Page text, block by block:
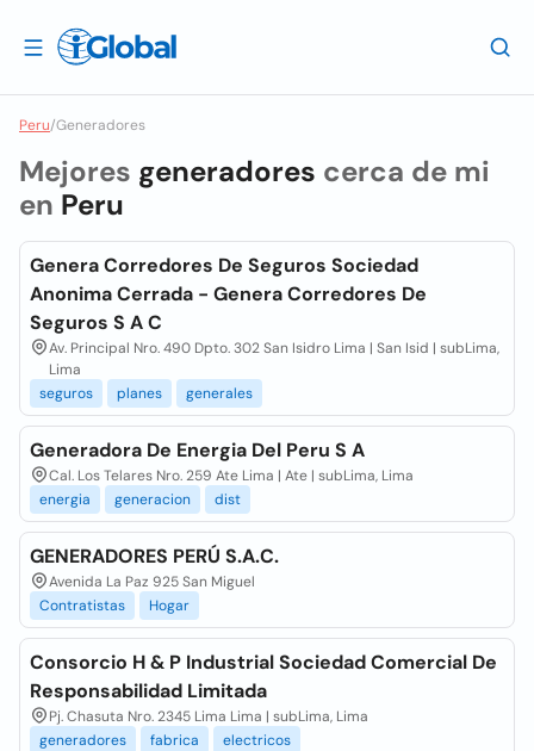
Peru/Generadores
Mejores generadores cerca de mi
en Peru
Genera Corredores De Seguros Sociedad
Anonima Cerrada - Genera Corredores De
Seguros S A C
Av. Principal Nro. 490 Dpto. 302 San Isidro Lima | San Isid | subLima,
Lima
seguros
planes generales
Generadora De Energia Del Peru S A
Cal. Los Telares Nro. 259 Ate Lima | Ate | subLima, Lima
energia
generacion dist
GENERADORES PERÚ S.A.C.
Avenida La Paz 925 San Miguel
Contratistas
Hogar
Consorcio H & P Industrial Sociedad Comercial De
Responsabilidad Limitada
Pj. Chasuta Nro. 2345 Lima Lima | subLima, Lima
generadores
fabrica electricos